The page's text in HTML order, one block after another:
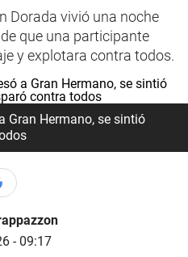
Dorada vivió una noche
que una participante
y explotara contra todos.
Gran Hermano, se sintió
- 09:17